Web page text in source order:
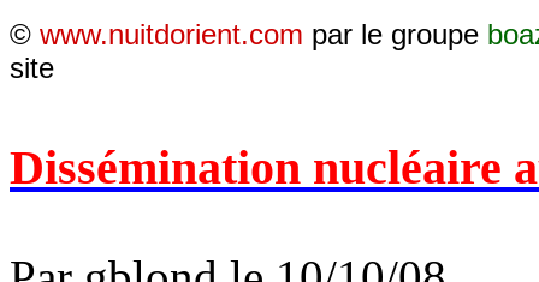
© www.nuitdorient.com par le groupe
site
Dissémination nucléaire